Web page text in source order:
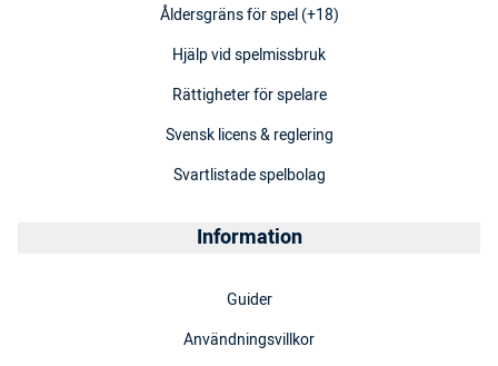
Åldersgräns för spel (+18)
Hjälp vid spelmissbruk
Rättigheter för spelare
Svensk licens & reglering
Svartlistade spelbolag
Information
Guider
Användningsvillkor